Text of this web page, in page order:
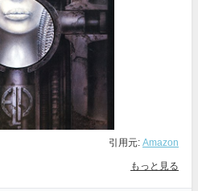
引用元: Amazon
もっと見る